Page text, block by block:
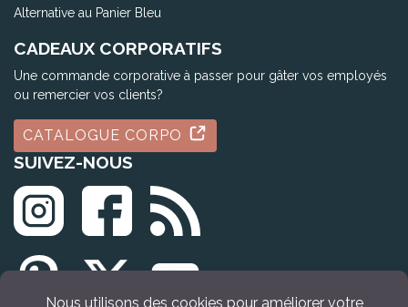
Alternative au Panier Bleu
CADEAUX CORPORATIFS
Une commande corporative à passer pour gâter vos employés
ou remercier vos clients?
CATALOGUE CORPO
SUIVEZ-NOUS